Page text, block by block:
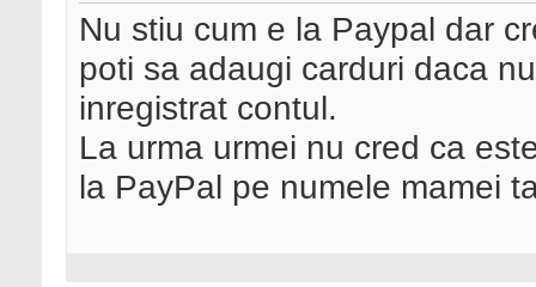
Nu stiu cum e la Paypal dar
poti sa adaugi carduri daca
inregistrat contul.
La urma urmei nu cred ca
la PayPal pe numele mamei